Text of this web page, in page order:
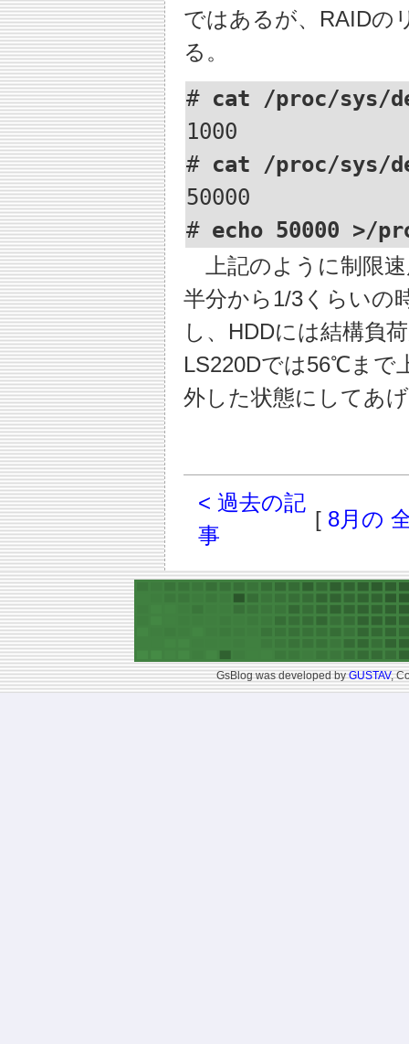
ではあるが、RAIDの
る。
# cat /proc/sys/
1000
# cat /proc/sys/
50000
# echo 50000 >/
上記のように制限
半分から1/3くらいの
し、HDDには結構負
LS220Dでは56℃まで
外した状態にしてあ
< 過去の記
事
[ 8月の
GsBlog was developed byGUSTAV,